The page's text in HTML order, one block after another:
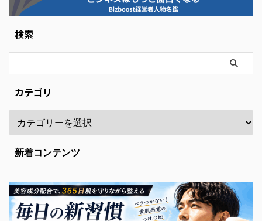
検索
カテゴリ
新着コンテンツ